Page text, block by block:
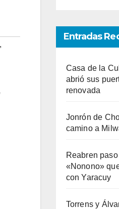
,
Entradas
Casa de la
abrió sus
renovada
Jonrón de
camino a
Reabren
«Nonono»
con Yaracuy
Torrens y